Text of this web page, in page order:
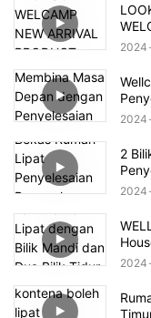
2024
2024
2
2024
2024